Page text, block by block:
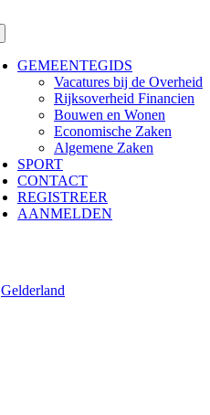
GEMEENTEGIDS
Vacatures bij de Overheid
Rijksoverheid Financien
Bouwen en Wonen
Economische Zaken
Algemene Zaken
SPORT
CONTACT
REGISTREER
AANMELDEN
Gelderland